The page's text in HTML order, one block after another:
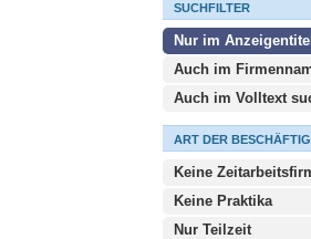
SUCHFILTER
Nur im
Auch im
Auch im Volltext
ART DER
Keine
Keine Praktika
Nur Teilzeit